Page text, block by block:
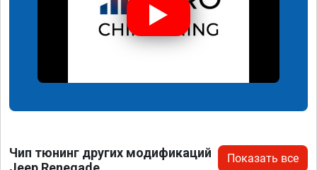
Чип тюнинг других модификаций
Показать все